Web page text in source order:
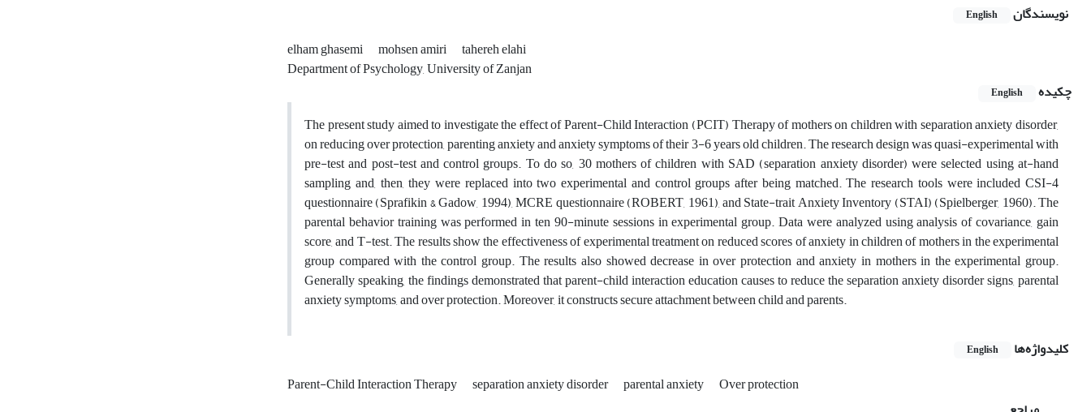
نویسندگان English
elham ghasemi mohsen amiri
tahereh elahi
Department of Psychology, University of Zanjan
چکیده
English
The present study aimed to investigate the effect of Parent-Child Interaction (PCIT) Therapy of mothers on children with separation anxiety disorder,
on reducing over protection, parenting anxiety and anxiety symptoms of their 3-6 years old children. The research design was quasi-experimental with
pre-test and post-test and control groups. To do so, 30 mothers of children with SAD (separation anxiety disorder) were selected using at-hand
sampling and, then, they were replaced into two experimental and control groups after being matched. The research tools were included CSI-4
questionnaire (Sprafikin & Gadow, 1994), MCRE questionnaire (ROBERT, 1961), and State-trait Anxiety Inventory (STAI) (Spielberger, 1960). The
parental behavior training was performed in ten 90-minute sessions in experimental group. Data were analyzed using analysis of covariance, gain
score, and T-test. The results show the effectiveness of experimental treatment on reduced scores of anxiety in children of mothers in the experimental
group compared with the control group. The results also showed decrease in over protection and anxiety in mothers in the experimental group.
Generally speaking, the findings demonstrated that parent-child interaction education causes to reduce the separation anxiety disorder signs, parental
anxiety symptoms, and over protection. Moreover, it constructs secure attachment between child and parents.
کلیدواژه‌ها
English
Parent-Child Interaction Therapy separation anxiety disorder parental anxiety
Over protection